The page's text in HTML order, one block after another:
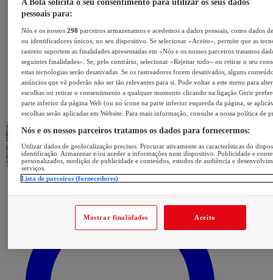
A Bola solicita o seu consentimento para utilizar os seus dados
pessoais para:
Nós e os nossos298 parceiros armazenamos e acedemos a dados pessoais, como dados
ou identificadores únicos, no seu dispositivo. Se selecionar «Aceito», permite que as
rastreio suportem as finalidades apresentadas em «Nós e os nossos parceiros tratamos
seguintes finalidades». Se, pelo contrário, selecionar «Rejeitar tudo» ou retirar o seu
estas tecnologias serão desativadas. Se os rastreadores forem desativados, alguns
anúncios que vê poderão não ser tão relevantes para si. Pode voltar a este menu para
escolhas ou retirar o consentimento a qualquer momento clicando na ligação Gerir
parte inferior da página Web (ou no ícone na parte inferior esquerda da página, se
escolhas serão aplicadas em Website. Para mais informação, consulte a nossa política de
Nós e os nossos parceiros tratamos os dados para fornecermos:
Utilizar dados de geolocalização precisos. Procurar ativamente as características do
identificação. Armazenar e/ou aceder a informações num dispositivo. Publicidade e
personalizados, medição de publicidade e conteúdos, estudos de audiência e
serviços.
Lista de parceiros (fornecedores)
Mostrar finalidades Aceito